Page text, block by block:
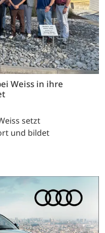
Weiss in ihre
setzt
und bildet